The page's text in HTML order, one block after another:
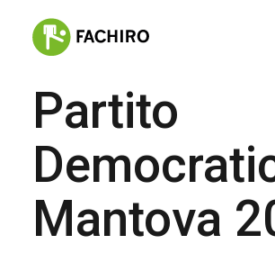
FACHIRO
SERVIZI
CONTATTI
Partito
Mantova